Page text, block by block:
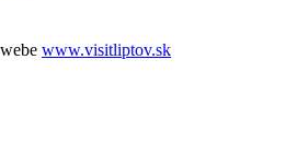
www.visitliptov.sk